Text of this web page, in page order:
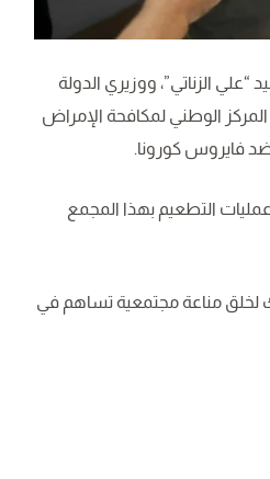
الزناتي”، ووزيري الدولة
الوطني لمكافحة الإمراض
ضد فايروس كورونا.
التطعيم بهذا المجمع
لخلق مناعة مجتمعية تساهم في